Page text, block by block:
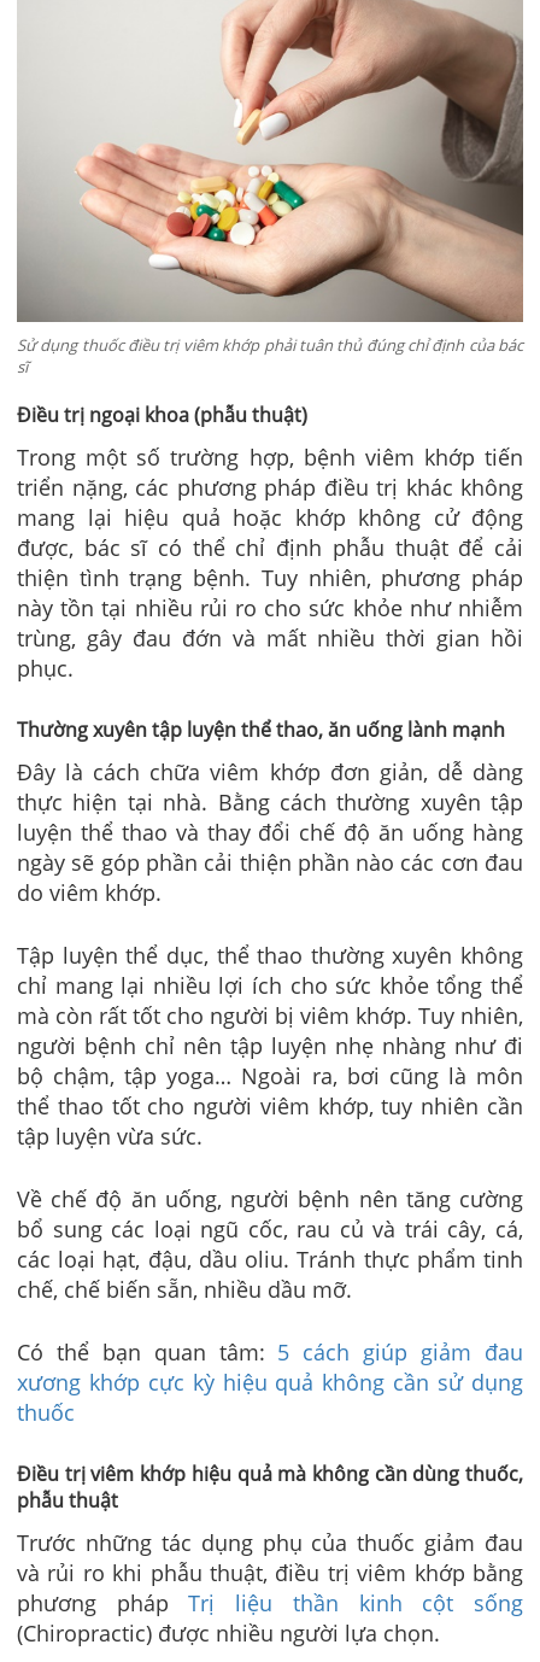
Sử dụng thuốc điều trị viêm khớp phải tuân thủ đúng chỉ định của bác
sĩ
Điều trị ngoại khoa (phẫu thuật)
Trong một số trường hợp, bệnh viêm khớp tiến
triển nặng, các phương pháp điều trị khác không
mang lại hiệu quả hoặc khớp không cử động
được, bác sĩ có thể chỉ định phẫu thuật để cải
thiện tình trạng bệnh. Tuy nhiên, phương pháp
này tồn tại nhiều rủi ro cho sức khỏe như nhiễm
trùng, gây đau đớn và mất nhiều thời gian hồi
phục.
Thường xuyên tập luyện thể thao, ăn uống lành mạnh
Đây là cách chữa viêm khớp đơn giản, dễ dàng
thực hiện tại nhà. Bằng cách thường xuyên tập
luyện thể thao và thay đổi chế độ ăn uống hàng
ngày sẽ góp phần cải thiện phần nào các cơn đau
do viêm khớp.
Tập luyện thể dục, thể thao thường xuyên không
chỉ mang lại nhiều lợi ích cho sức khỏe tổng thể
mà còn rất tốt cho người bị viêm khớp. Tuy nhiên,
người bệnh chỉ nên tập luyện nhẹ nhàng như đi
bộ chậm, tập yoga… Ngoài ra, bơi cũng là môn
thể thao tốt cho người viêm khớp, tuy nhiên cần
tập luyện vừa sức.
Về chế độ ăn uống, người bệnh nên tăng cường
bổ sung các loại ngũ cốc, rau củ và trái cây, cá,
các loại hạt, đậu, dầu oliu. Tránh thực phẩm tinh
chế, chế biến sẵn, nhiều dầu mỡ.
Có thể bạn quan tâm: 5 cách giúp giảm đau
xương khớp cực kỳ hiệu quả không cần sử dụng
thuốc
Điều trị viêm khớp hiệu quả mà không cần dùng thuốc,
phẫu thuật
Trước những tác dụng phụ của thuốc giảm đau
và rủi ro khi phẫu thuật, điều trị viêm khớp bằng
phương phápTrị liệu thần kinh cột sống
(Chiropractic) được nhiều người lựa chọn.